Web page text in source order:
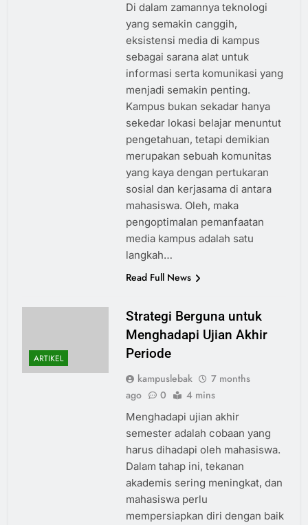
Di dalam zamannya teknologi
yang semakin canggih,
eksistensi media di kampus
sebagai sarana alat untuk
informasi serta komunikasi yang
menjadi semakin penting.
Kampus bukan sekadar hanya
sekedar lokasi belajar menuntut
pengetahuan, tetapi demikian
merupakan sebuah komunitas
yang kaya dengan pertukaran
sosial dan kerjasama di antara
mahasiswa. Oleh, maka
pengoptimalan pemanfaatan
media kampus adalah satu
langkah…
Read Full News
ARTIKEL
Strategi Berguna untuk
Menghadapi Ujian Akhir
Periode
kampuslebak
7 months
ago
0 4 mins
Menghadapi ujian akhir
semester adalah cobaan yang
harus dihadapi oleh mahasiswa.
Dalam tahap ini, tekanan
akademis sering meningkat, dan
mahasiswa perlu
mempersiapkan diri dengan baik